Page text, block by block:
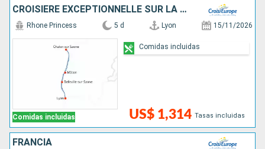
CROISIÈRE EXCEPTIONNELLE SUR LA SAÔNE POUR CÉLÉBRER LE BEAUJOLAIS NOUVEAU
Comidas incluidas
Rhone Princess 5 d Lyon 15/11/2026
US$ 1,314 Tasas incluidas
Comidas incluidas
FRANCIA